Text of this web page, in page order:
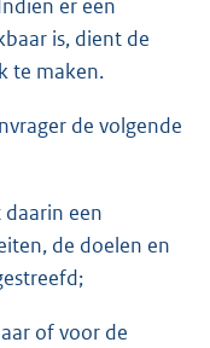
er een
is, dient de
te maken.
de volgende
een
de doelen en
of voor de